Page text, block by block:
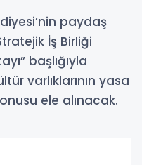
paydaş
İş Birliği
başlığıyla
varlıklarının yasa
ele alınacak.